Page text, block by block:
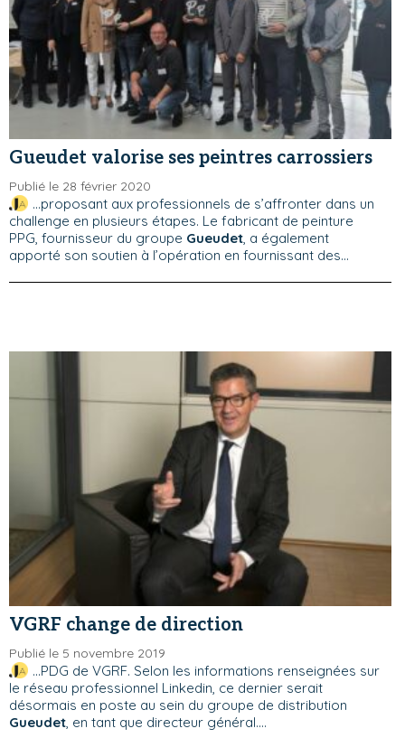
Gueudet valorise ses peintres carrossiers
Publié le 28 février 2020
...proposant aux professionnels de s’affronter dans un
challenge en plusieurs étapes. Le fabricant de peinture
PPG, fournisseur du groupe Gueudet, a également
apporté son soutien à l’opération en fournissant des...
VGRF change de direction
Publié le 5 novembre 2019
...PDG de VGRF. Selon les informations renseignées sur
le réseau professionnel Linkedin, ce dernier serait
désormais en poste au sein du groupe de distribution
Gueudet, en tant que directeur général....